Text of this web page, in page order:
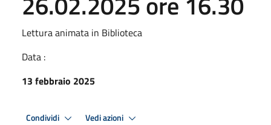
Lettura animata in Biblioteca
Data :
13 febbraio 2025
Condividi Vedi azioni